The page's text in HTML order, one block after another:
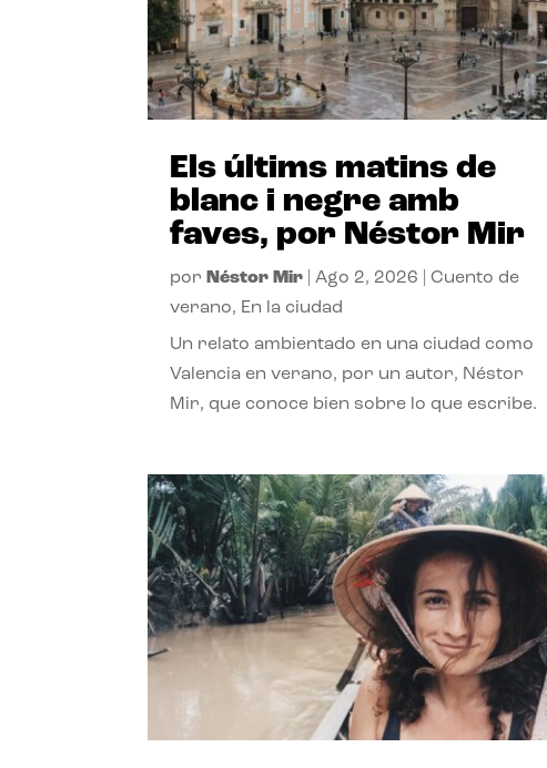
Els últims matins de
blanc i negre amb
faves, por Néstor Mir
por Néstor Mir |Ago 2, 2026 |Cuento de
verano, En la ciudad
Un relato ambientado en una ciudad como
Valencia en verano, por un autor, Néstor
Mir, que conoce bien sobre lo que escribe.